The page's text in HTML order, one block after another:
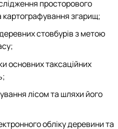
просторового
картографування згарищ;
стовбурів з метою
основних таксаційних
лісом та шляхи його
обліку деревини та